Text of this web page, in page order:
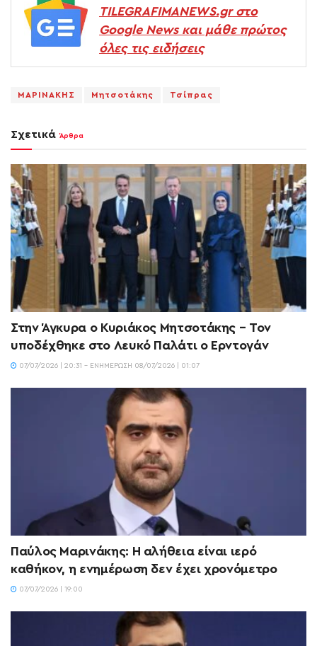
TILEGRAFIMANEWS.gr στο
Google News και μάθε πρώτος
όλες τις ειδήσεις
ΜΑΡΙΝΑΚΗΣ Μητσοτάκης Τσίπρας
Σχετικά Άρθρα
Στην Άγκυρα ο Κυριάκος Μητσοτάκης – Τον
υποδέχθηκε στο Λευκό Παλάτι ο Ερντογάν
07/07/2026 | 20:31 - ΕΝΗΜΈΡΩΣΗ 08/07/2026 | 01:07
Παύλος Μαρινάκης: Η αλήθεια είναι ιερό
καθήκον, η ενημέρωση δεν έχει χρονόμετρο
07/07/2026 | 19:00